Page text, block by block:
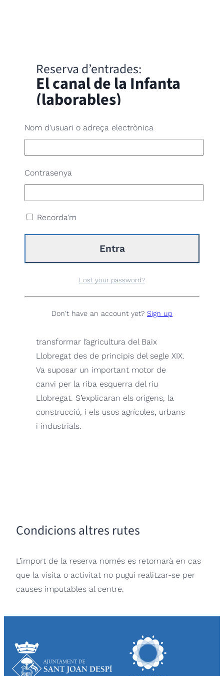
Reserva d’entrades:
El canal de la Infanta
(laborables)
Seleccioneu nombre de persones/grups,
dia i hora de l’activitat per fer la vostra
reserva.
IMPORTANT: En cas de necessitar dos
reserves per separat.
Si el dia que ens voleu visitar no està
Recorregut pel Canal de la Infanta,
transformar l’agricultura del Baix
Llobregat des de principis del segle XIX.
Va suposar un important motor de
canvi per la riba esquerra del riu
Llobregat. S’explicaran els orígens, la
construcció, i els usos agrícoles, urbans
i industrials.
Condicions altres rutes
L’import de la reserva només es retornarà en cas
que la visita o activitat no pugui realitzar-se per
causes imputables al centre.
Nom d'usuari o adreça electrònica
Contrasenya
Recorda'm
Lost your password?
Don't have an account yet? Sign up